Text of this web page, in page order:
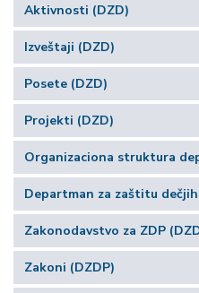
Aktivnosti (DZD)
Izveštaji (DZD)
Posete (DZD)
Projekti (DZD)
Organizaciona struktura
Departman za zaštitu
Zakonodavstvo za ZDP
Zakoni (DZDP)